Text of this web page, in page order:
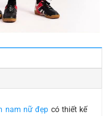
nam nữ đẹp có thiết kế